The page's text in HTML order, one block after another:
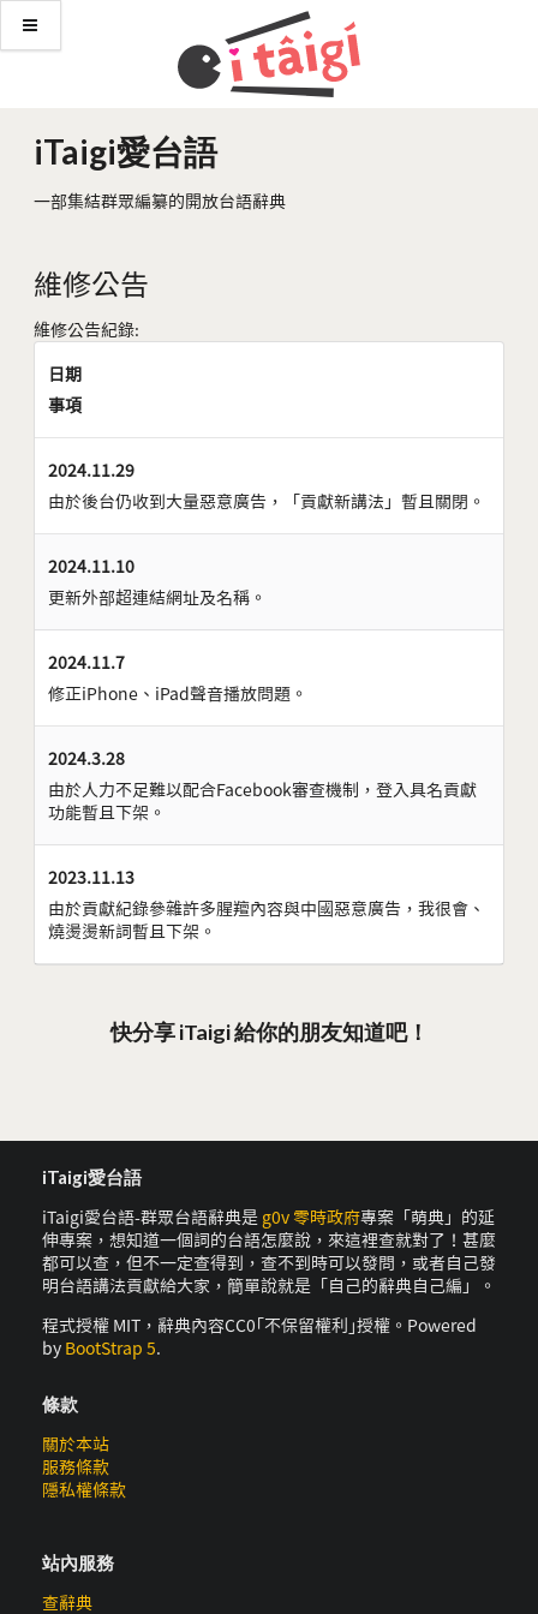
iTaigi愛台語
一部集結群眾編纂的開放台語辭典
維修公告
維修公告紀錄:
日期
事項
2024.11.29
由於後台仍收到大量惡意廣告，「貢獻新講法」暫且關閉。
2024.11.10
更新外部超連結網址及名稱。
2024.11.7
修正iPhone、iPad聲音播放問題。
2024.3.28
由於人力不足難以配合Facebook審查機制，登入具名貢獻
功能暫且下架。
2023.11.13
由於貢獻紀錄參雜許多腥羶內容與中國惡意廣告，我很會、
燒燙燙新詞暫且下架。
快分享 iTaigi 給你的朋友知道吧！
iTaigi愛台語
iTaigi愛台語-群眾台語辭典是 g0v 零時政府專案「萌典」的延
伸專案，想知道一個詞的台語怎麼說，來這裡查就對了！甚麼
都可以查，但不一定查得到，查不到時可以發問，或者自己發
明台語講法貢獻給大家，簡單說就是「自己的辭典自己編」。
程式授權 MIT，辭典內容CC0｢不保留權利｣授權。Powered
by BootStrap 5.
條款
關於本站
服務條款
隱私權條款
站內服務
查辭典